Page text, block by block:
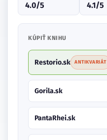
4.0/5 4.1/5
KÚPIŤ KNIHU
Restorio.sk ANTIKVARIÁT
Gorila.sk
PantaRhei.sk